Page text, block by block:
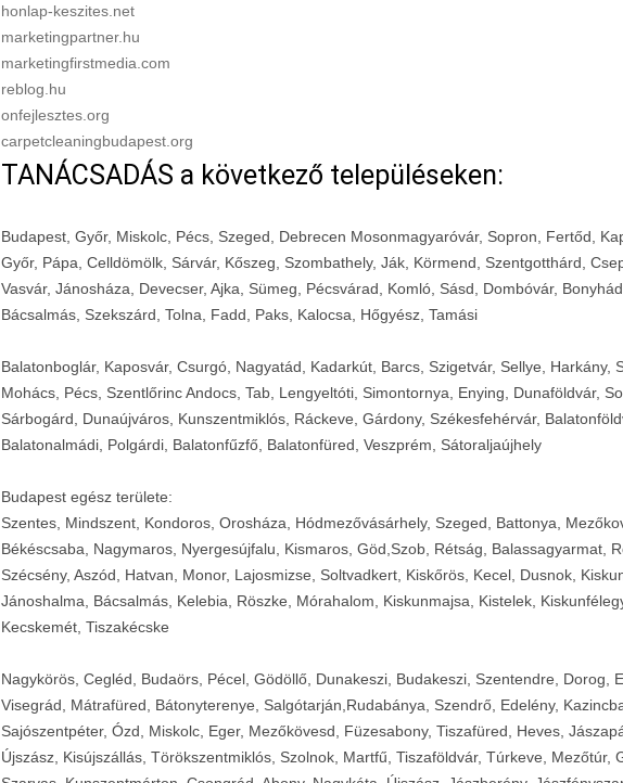
honlap-keszites.net
marketingpartner.hu
marketingfirstmedia.com
reblog.hu
onfejlesztes.org
carpetcleaningbudapest.org
TANÁCSADÁS a következő településeken:
Budapest, Győr, Miskolc, Pécs, Szeged, Debrecen Mosonmagyaróvár, Sopron, Fertőd,
Győr, Pápa, Celldömölk, Sárvár, Kőszeg, Szombathely, Ják, Körmend, Szentgotthárd,
Vasvár, Jánosháza, Devecser, Ajka, Sümeg, Pécsvárad, Komló, Sásd, Dombóvár,
Bácsalmás, Szekszárd, Tolna, Fadd, Paks, Kalocsa, Hőgyész, Tamási
Balatonboglár, Kaposvár, Csurgó, Nagyatád, Kadarkút, Barcs, Szigetvár, Sellye, Harkány,
Mohács, Pécs, Szentlőrinc Andocs, Tab, Lengyeltóti, Simontornya, Enying, Dunaföldvár,
Sárbogárd, Dunaújváros, Kunszentmiklós, Ráckeve, Gárdony, Székesfehérvár,
Balatonalmádi, Polgárdi, Balatonfűzfő, Balatonfüred, Veszprém, Sátoraljaújhely
Budapest egész területe:
Szentes, Mindszent, Kondoros, Orosháza, Hódmezővásárhely, Szeged, Battonya,
Békéscsaba, Nagymaros, Nyergesújfalu, Kismaros, Göd,Szob, Rétság, Balassagyarmat,
Szécsény, Aszód, Hatvan, Monor, Lajosmizse, Soltvadkert, Kiskőrös, Kecel, Dusnok,
Jánoshalma, Bácsalmás, Kelebia, Röszke, Mórahalom, Kiskunmajsa, Kistelek,
Kecskemét, Tiszakécske
Nagykörös, Cegléd, Budaörs, Pécel, Gödöllő, Dunakeszi, Budakeszi, Szentendre, Dorog,
Visegrád, Mátrafüred, Bátonyterenye, Salgótarján,Rudabánya, Szendrő, Edelény,
Sajószentpéter, Ózd, Miskolc, Eger, Mezőkövesd, Füzesabony, Tiszafüred, Heves,
Újszász, Kisújszállás, Törökszentmiklós, Szolnok, Martfű, Tiszaföldvár, Túrkeve, Mezőtúr,